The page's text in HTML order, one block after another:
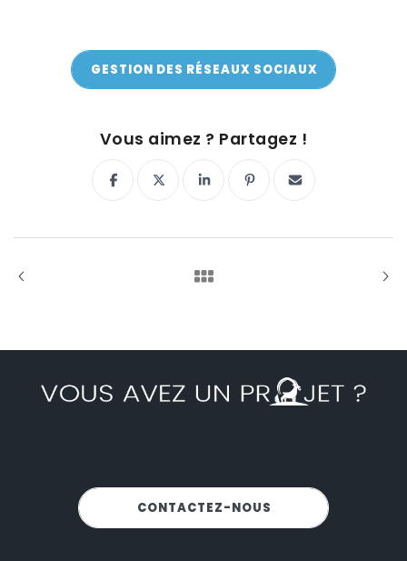
ON Y VA !
GESTION DES RÉSEAUX SOCIAUX
Vous aimez ? Partagez !
NOUS SOMMES-LÀ POUR VOUS
!
CONTACTEZ-NOUS